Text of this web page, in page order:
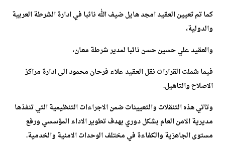
كما تم تعيين العقيد امجد هايل ضيف الله نائبا في ادارة الشرطة العربية
والدولية،
والعقيد علي حسين حسن نائبا لمدير شرطة معان،
فيما شملت القرارات نقل العقيد علاء فرحان محمود الى ادارة مراكز
الاصلاح والتاهيل.
وتاتي هذه التنقلات والتعيينات ضمن الاجراءات التنظيمية التي تنفذها
مديرية الامن العام بشكل دوري بهدف تطوير الاداء المؤسسي ورفع
مستوى الجاهزية والكفاءة في مختلف الوحدات الامنية والخدمية.